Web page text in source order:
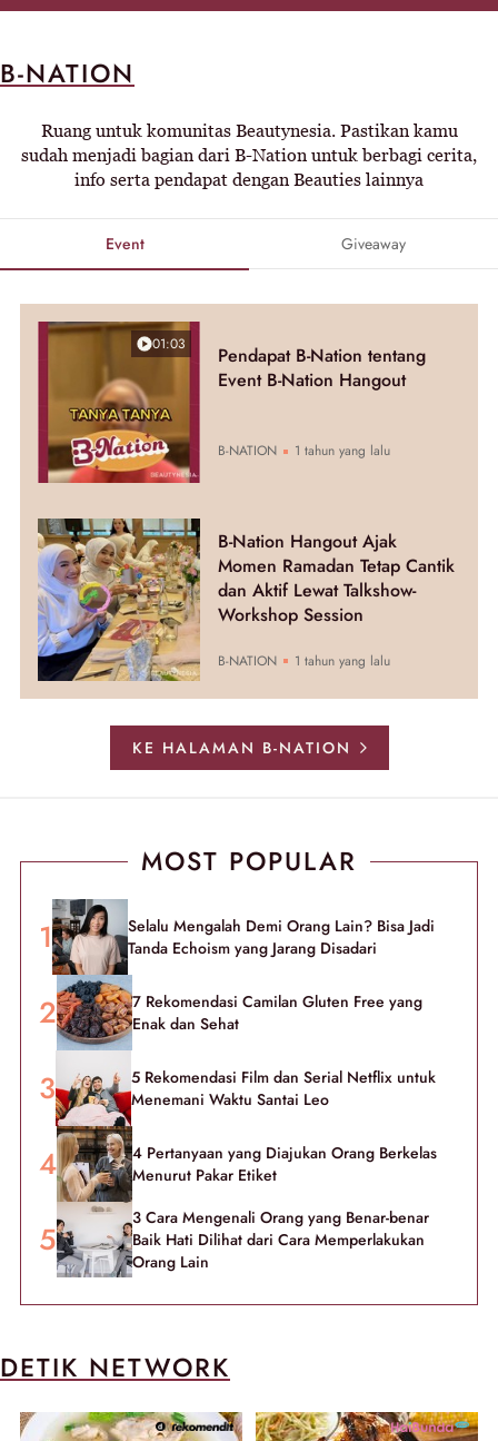
B-NATION
Ruang untuk komunitas Beautynesia. Pastikan kamu
sudah menjadi bagian dari B-Nation untuk berbagi cerita,
info serta pendapat dengan Beauties lainnya
Event Giveaway
01:03
Pendapat B-Nation tentang
Event B-Nation Hangout
B-NATION 1 tahun yang lalu
B-Nation Hangout Ajak
Momen Ramadan Tetap Cantik
dan Aktif Lewat Talkshow-
Workshop Session
B-NATION 1 tahun yang lalu
KE HALAMAN B-NATION
MOST POPULAR
Selalu Mengalah Demi Orang Lain? Bisa Jadi
Tanda Echoism yang Jarang Disadari
7 Rekomendasi Camilan Gluten Free yang
Enak dan Sehat
5 Rekomendasi Film dan Serial Netflix untuk
Menemani Waktu Santai Leo
4 Pertanyaan yang Diajukan Orang Berkelas
Menurut Pakar Etiket
3 Cara Mengenali Orang yang Benar-benar
Baik Hati Dilihat dari Cara Memperlakukan
Orang Lain
DETIK NETWORK